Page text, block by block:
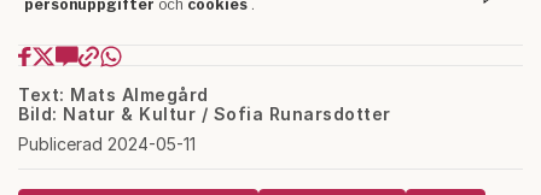
Text: Mats Almegård
Bild: Natur & Kultur / Sofia Runarsdotter
Publicerad 2024-05-11